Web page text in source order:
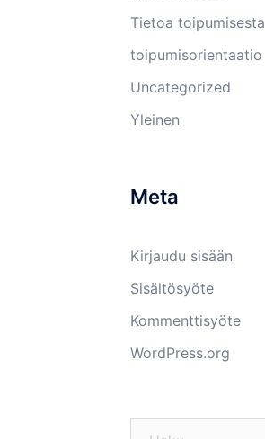
Tietoa toipumisesta
toipumisorientaatio
Uncategorized
Yleinen
Meta
Kirjaudu sisään
Sisältösyöte
Kommenttisyöte
WordPress.org